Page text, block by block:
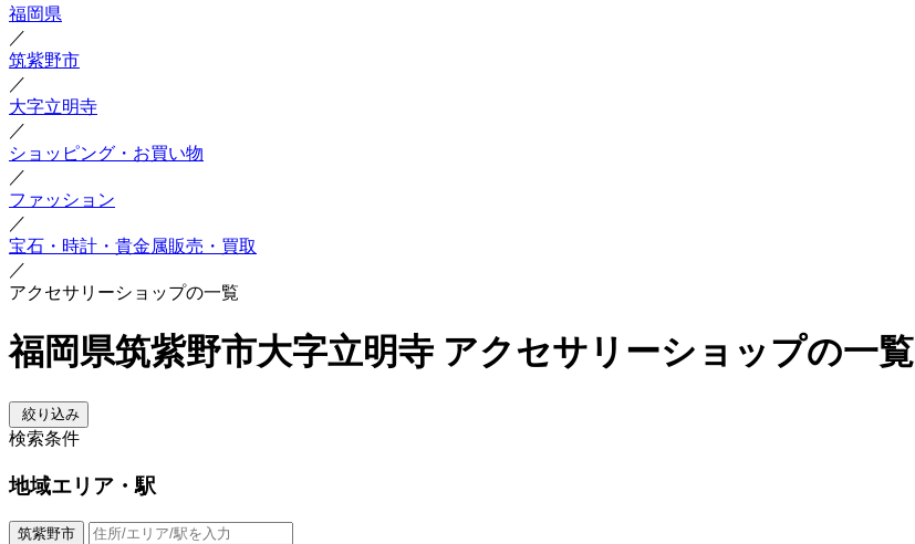
福岡県
／
筑紫野市
／
大字立明寺
／
ショッピング・お買い物
／
ファッション
／
宝石・時計・貴金属販売・買取
／
アクセサリーショップの一覧
福岡県筑紫野市大字立明寺 アクセサリーショップの一覧
絞り込み
検索条件
地域エリア・駅
筑紫野市